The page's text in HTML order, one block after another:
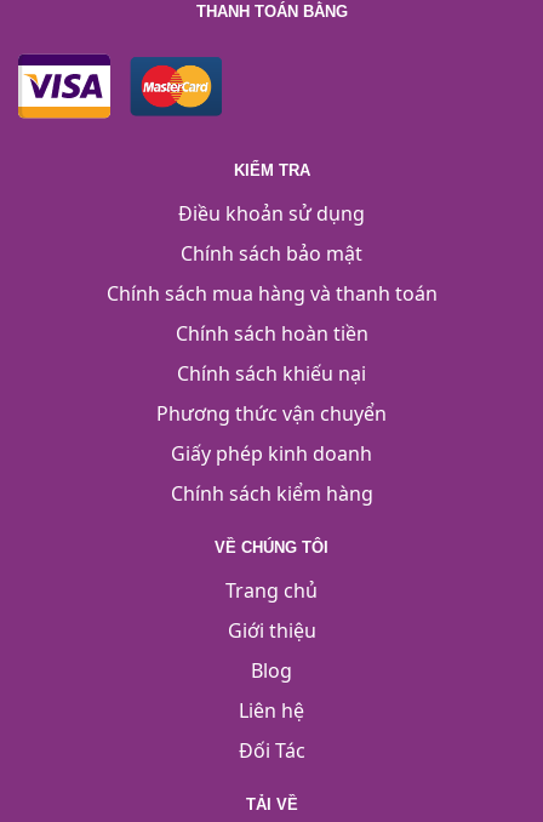
THANH TOÁN BẰNG
KIỂM TRA
Điều khoản sử dụng
Chính sách bảo mật
Chính sách mua hàng và thanh toán
Chính sách hoàn tiền
Chính sách khiếu nại
Phương thức vận chuyển
Giấy phép kinh doanh
Chính sách kiểm hàng
VỀ CHÚNG TÔI
Trang chủ
Giới thiệu
Blog
Liên hệ
Đối Tác
TẢI VỀ